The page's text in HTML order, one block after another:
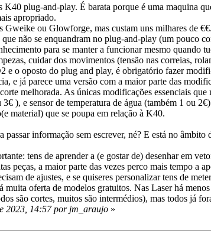
K40 plug-and-play. É barata porque é uma maquina
apropriado.
ou Glowforge, mas custam uns milhares de €€.
não se enquandram no plug-and-play (um pouco
para se manter a funcionar mesmo quando
cuidar dos movimentos (tensão nas correias,
e o oposto do plug and play, é obrigatório fazer
e já parece uma versão com a maior parte das
melhorada. As únicas modificações essenciais
), e sensor de temperatura de água (também 1 ou
material) que se poupa em relação à K40.
passar informação sem escrever, né? E está no
tens de aprender a (e gostar de) desenhar em
peças, a maior parte das vezes perco mais tempo a
de ajustes, e se quiseres personalizar tens de
muita oferta de modelos gratuitos. Nas Laser há
são cortes, muitos são intermédios), mas todos já
2023, 14:57 por jm_araujo »